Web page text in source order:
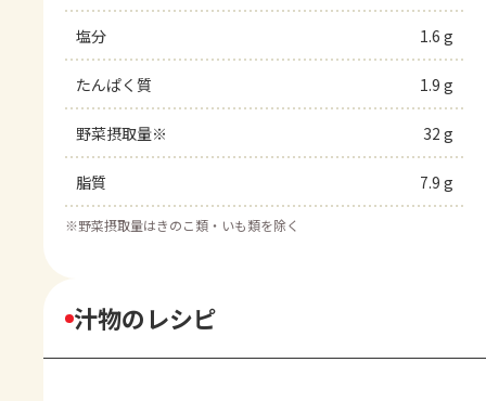
塩分 1.6 g
たんぱく質 1.9 g
野菜摂取量※ 32 g
脂質 7.9 g
※野菜摂取量はきのこ類・いも類を除く
汁物のレシピ